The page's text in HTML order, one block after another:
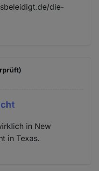
die-
in New
in Texas.